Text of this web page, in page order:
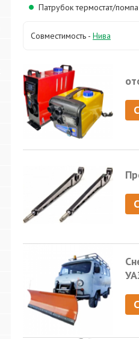
Патрубок термостат/
Совместимость - Нива